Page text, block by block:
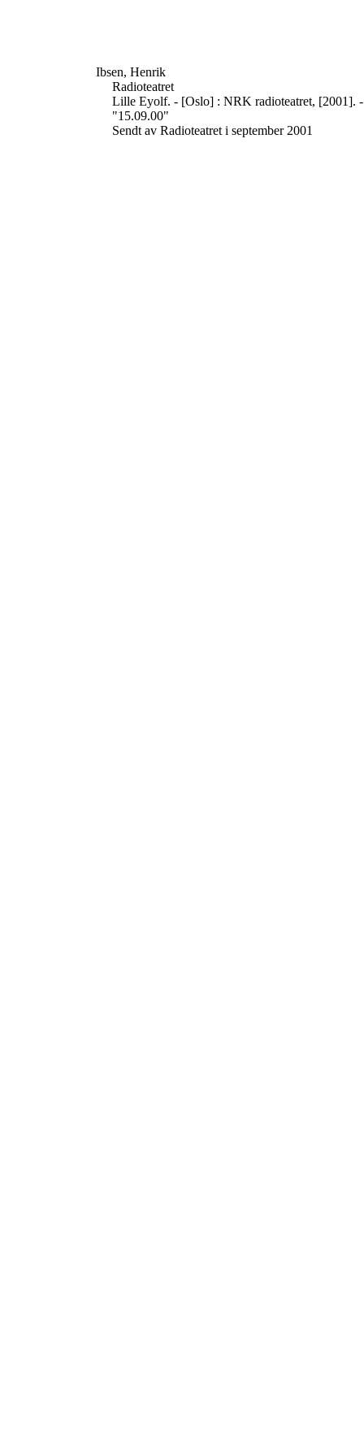
Ibsen, Henrik
Radioteatret
Lille Eyolf. - [Oslo] : NRK radioteatret, [2001].
"15.09.00"
Sendt av Radioteatret i september 2001